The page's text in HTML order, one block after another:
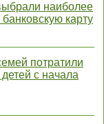
наиболее
карту
потратили
с начала